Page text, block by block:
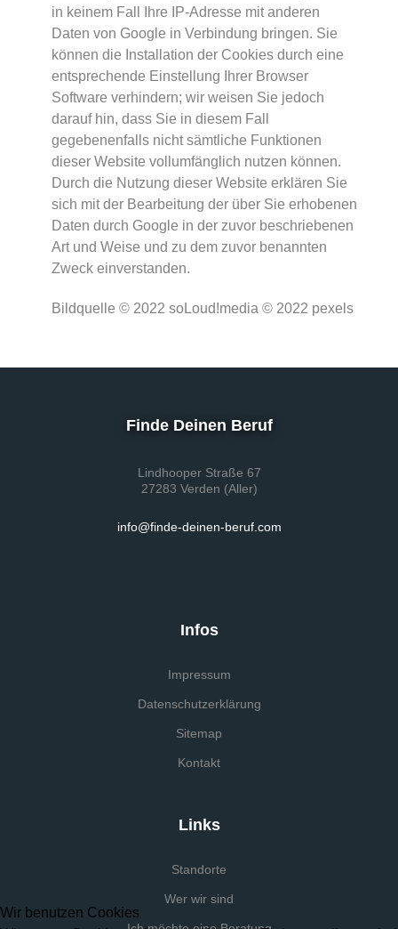
in keinem Fall Ihre IP-Adresse mit anderen
Daten von Google in Verbindung bringen. Sie
können die Installation der Cookies durch eine
entsprechende Einstellung Ihrer Browser
Software verhindern; wir weisen Sie jedoch
darauf hin, dass Sie in diesem Fall
gegebenenfalls nicht sämtliche Funktionen
dieser Website vollumfänglich nutzen können.
Durch die Nutzung dieser Website erklären Sie
sich mit der Bearbeitung der über Sie erhobenen
Daten durch Google in der zuvor beschriebenen
Art und Weise und zu dem zuvor benannten
Zweck einverstanden.
Bildquelle © 2022 soLoud!media © 2022 pexels
Finde Deinen Beruf
Lindhooper Straße 67
27283 Verden (Aller)
info@finde-deinen-beruf.com
Infos
Impressum
Datenschutzerklärung
Sitemap
Kontakt
Links
Standorte
Wer wir sind
Wir benutzen Cookies